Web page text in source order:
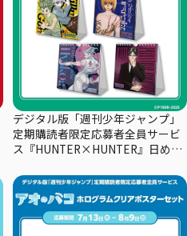
デジタル版「週刊少年ジャンプ」
定期購読者限定応募者全員サービ
ス『HUNTER×HUNTER』日めく